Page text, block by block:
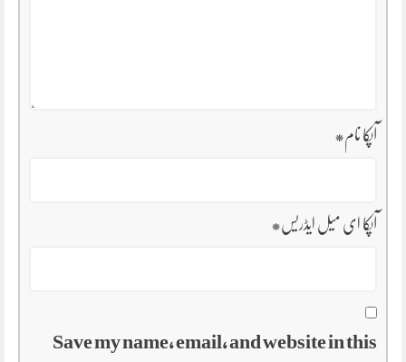
آپکا نام*
آپکا ای میل ایڈریس*
Save my name, email, and website in this